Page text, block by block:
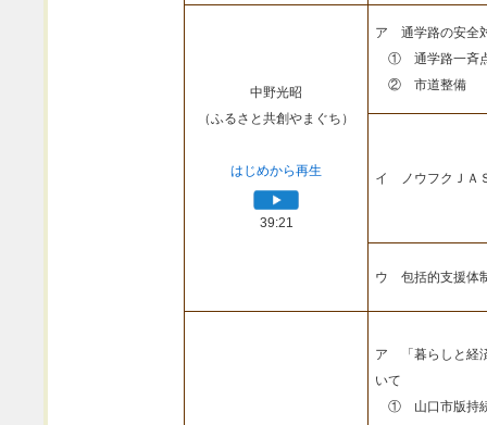
中野光昭
（ふるさと共創やまぐち）
はじめから再生
39:21
ア 通学路の安全
① 通学路一斉
② 市道整備
イ ノウフクＪＡ
ウ 包括的支援体
ア 「暮らしと経
いて
① 山口市版持続